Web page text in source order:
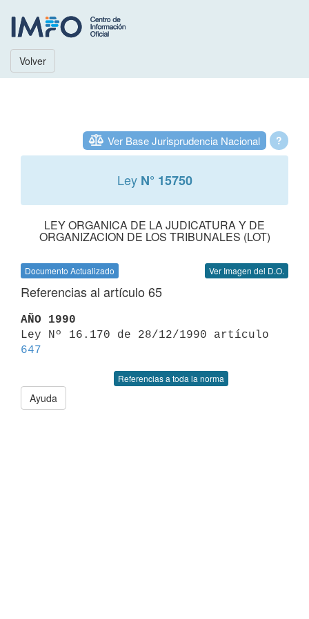
Volver
?
Ver Base Jurisprudencia Nacional
Ley N° 15750
LEY ORGANICA DE LA JUDICATURA Y DE
ORGANIZACION DE LOS TRIBUNALES (LOT)
Documento Actualizado Ver Imagen del D.O.
Referencias al artículo 65
AÑO 1990
647
Referencias a toda la norma
Ayuda